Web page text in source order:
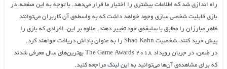
راه اندازی شد که اطلاعات بیشتری را اختیار ما قرار می‌دهد. با توجه به این صفحه، در
بازی قابلیت شخصی سازی وجود خواهد داشت که به واسطه‌ی آن کاربران می‌توانند
ظاهر مبارزان را مطابق با سلیقه‌ی خود تغییر دهند. علاوه بر این، افرادی که بازی را
پیش خرید کنند، شخصیت Shao Kahn را به عنوان پاداش دریافت خواهند کرد.
در ضمن، در جریان رویداد The Game Awards 2018 بهترین‌های سال معرفی شدند
که برای مشاهده‌ی آن‌ها می‌توانید به این لینکمراجعه کنید.